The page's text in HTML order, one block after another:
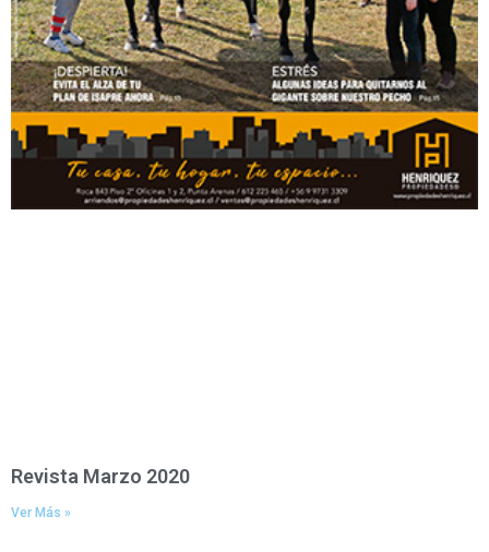
Revista Marzo 2020
Ver Más »